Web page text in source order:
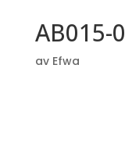
AB015-
av Efwa